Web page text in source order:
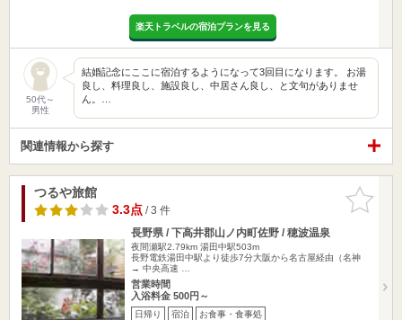
楽天トラベルの宿泊プランを見る
50代～
男性
結婚記念にここに宿泊するようになって3回目になります。 お湯
良し、料理良し、施設良し、中居さん良し、と文句がありませ
ん。…
関連情報から探す
お気に入
りに追加
つるや旅館
3.3点/ 3 件
長野県 / 下高井郡山ノ内町佐野 / 穂波温泉
夜間瀬駅2.79km 湯田中駅503m
長野電鉄湯田中駅より徒歩7分大阪から名古屋経由（名神
→ 中央高速 …
営業時間
入浴料金 500円～
日帰り 宿泊 お食事・食事処